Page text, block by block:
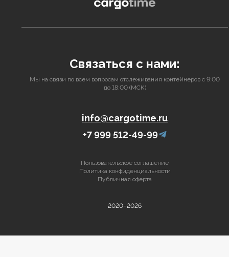
Связаться с нами:
Мы на связи по всем вопросам отслеживания контейнеров с 9:00
до 18:00 (МСК)
info@cargotime.ru
+7 999 512-49-99
2020–2026
Пользовательское соглашение
Политика конфиденциальности
Публичная оферта